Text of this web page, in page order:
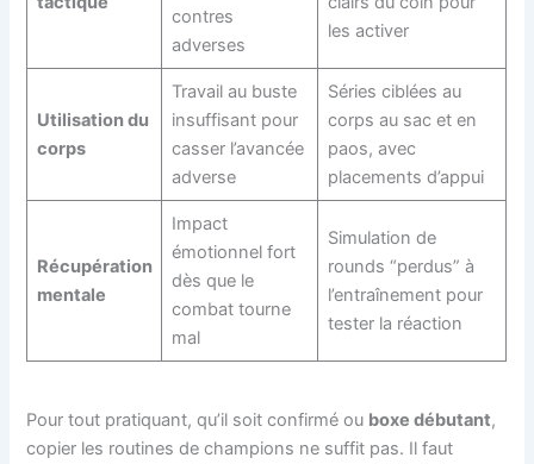
contres
adverses
les activer
Utilisation du
corps
Travail au buste
insuffisant pour
casser l’avancée
adverse
Séries ciblées au
corps au sac et en
paos, avec
placements d’appui
Récupération
mentale
Impact
émotionnel fort
dès que le
combat tourne
mal
Simulation de
rounds “perdus” à
l’entraînement pour
tester la réaction
Pour tout pratiquant, qu’il soit confirmé ou boxe débutant,
copier les routines de champions ne suffit pas. Il faut